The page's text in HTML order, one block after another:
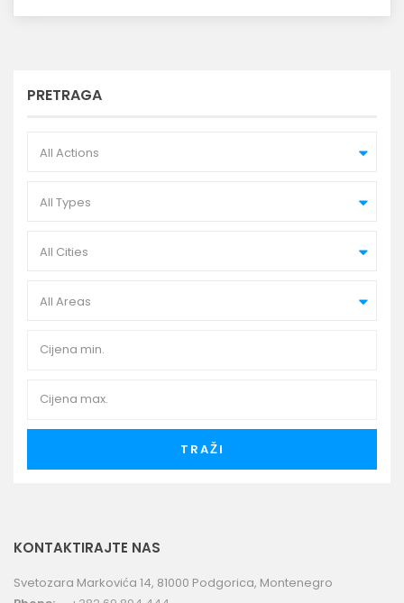
PRETRAGA
All Actions
All Types
All Cities
All Areas
TRAŽI
KONTAKTIRAJTE NAS
Svetozara Markovića 14, 81000 Podgorica, Montenegro